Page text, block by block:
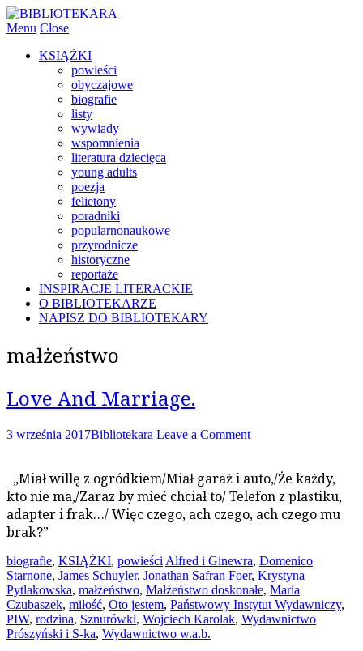
Menu Close
KSIĄŻKI
powieści
obyczajowe
biografie
listy
wywiady
wspomnienia
literatura dziecięca
young adults
poezja
felietony
poradniki
popularnonaukowe
przyrodnicze
historyczne
reportaże
INSPIRACJE LITERACKIE
O BIBLIOTEKARZE
NAPISZ DO BIBLIOTEKARY
małżeństwo
Love And Marriage.
3 września 2017Bibliotekara Leave a Comment
„Miał willę z ogródkiem/Miał garaż i auto,/Że każdy,
kto nie ma,/Zaraz by mieć chciał to/ Telefon z plastiku,
adapter i frak…/ Więc czego, ach czego, ach czego mu
brak?”
biografie, KSIĄŻKI, powieści Alfred i Ginewra, Domenico
Starnone, James Schuyler, Jonathan Safran Foer, Krystyna
Pytlakowska, małżeństwo, Małżeństwo doskonałe, Maria
Czubaszek, miłość, Oto jestem, Państwowy Instytut Wydawniczy,
PIW, rodzina, Sznurówki, Wojciech Karolak, Wydawnictwo
Prószyński i S-ka, Wydawnictwo w.a.b.